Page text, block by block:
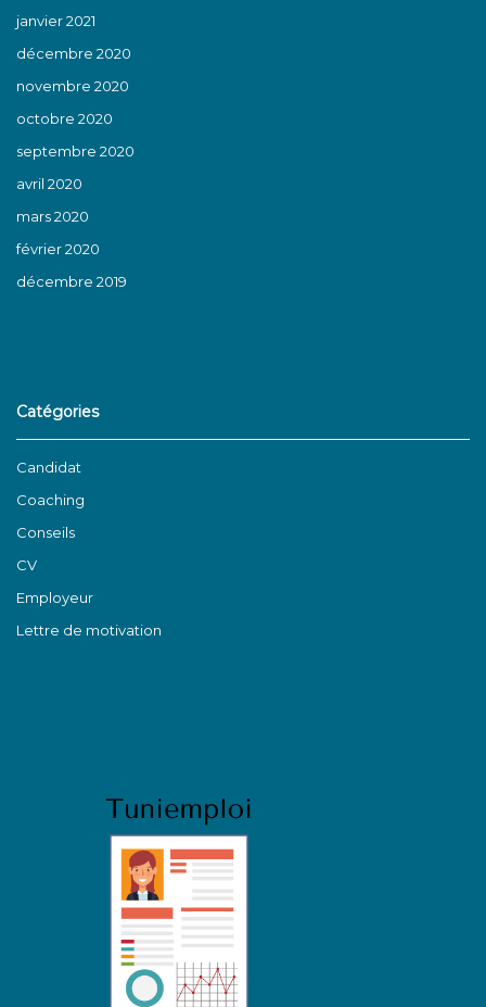
janvier 2021
décembre 2020
novembre 2020
octobre 2020
septembre 2020
avril 2020
mars 2020
février 2020
décembre 2019
Catégories
Candidat
Coaching
Conseils
CV
Employeur
Lettre de motivation